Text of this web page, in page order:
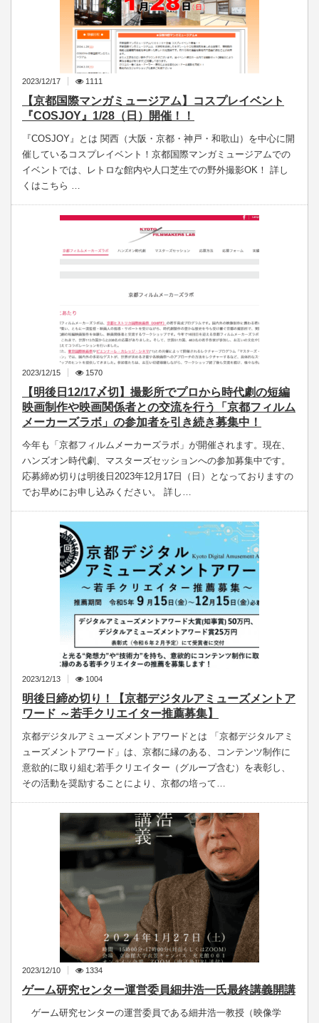
2023/12/17 1111
【京都国際マンガミュージアム】コスプレイベント
『COSJOY』1/28（日）開催！！
『COSJOY』とは 関西（大阪・京都・神戸・和歌山）を中心に開
催しているコスプレイベント！京都国際マンガミュージアムでの
イベントでは、レトロな館内や人口芝生での野外撮影OK！ 詳し
くはこちら …
2023/12/15 1570
【明後日12/17〆切】撮影所でプロから時代劇の短編
映画制作や映画関係者との交流を行う「京都フィルム
メーカーズラボ」の参加者を引き続き募集中！
今年も「京都フィルムメーカーズラボ」が開催されます。現在、
ハンズオン時代劇、マスターズセッションへの参加募集中です。
応募締め切りは明後日2023年12月17日（日）となっておりますの
でお早めにお申し込みください。 詳し…
2023/12/13 1004
明後日締め切り！【京都デジタルアミューズメントア
ワード ～若手クリエイター推薦募集】
京都デジタルアミューズメントアワードとは 「京都デジタルアミ
ューズメントアワード」は、京都に縁のある、コンテンツ制作に
意欲的に取り組む若手クリエイター（グループ含む）を表彰し、
その活動を奨励することにより、京都の培って…
2023/12/10 1334
ゲーム研究センター運営委員細井浩一氏最終講義開講
ゲーム研究センターの運営委員である細井浩一教授（映像学